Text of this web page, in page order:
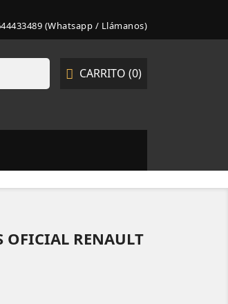
(Whatsapp / Llámanos)
CARRITO (0)
OFICIAL RENAULT